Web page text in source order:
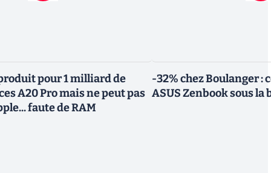
pour 1 milliard de
A20 Pro mais ne peut pas
faute de RAM
-32% chez Boulanger :
ASUS Zenbook sous la